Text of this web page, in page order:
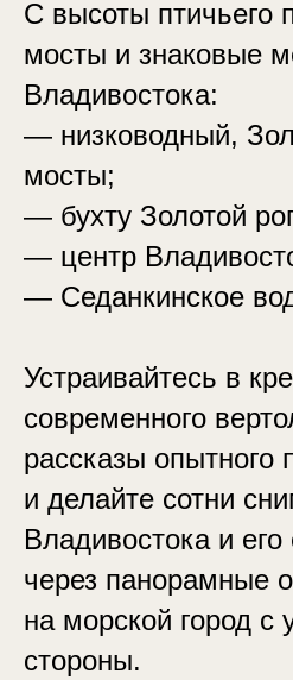
С высоты птичьего
мосты и знаковые
Владивостока:
— низководный,
мосты;
— бухту Золотой
— центр
— Седанкинское
Устраивайтесь в
современного
рассказы опытного
и делайте сотни
Владивостока и его
через панорамные
на морской город с
стороны.